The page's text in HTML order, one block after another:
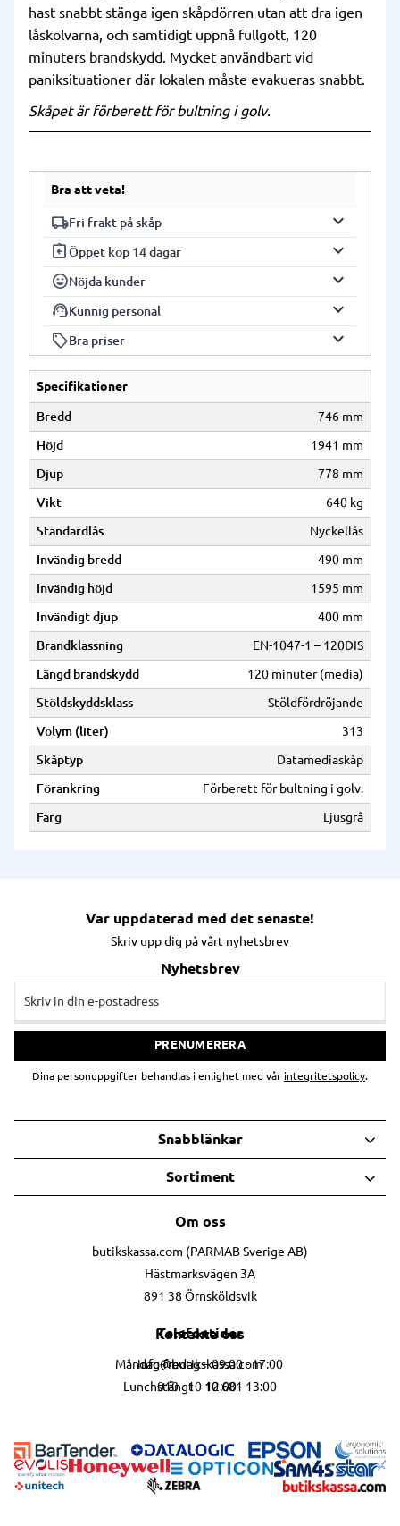
hast snabbt stänga igen skåpdörren utan att dra igen
låskolvarna, och samtidigt uppnå fullgott, 120
minuters brandskydd. Mycket användbart vid
paniksituationer där lokalen måste evakueras snabbt.
Skåpet är förberett för bultning i golv.
Bra att veta!
local_shippingFri frakt på skåp keyboard_arrow_down
Vi har fri frakt på alla våra skåp. Frakten
gäller fram till gatuadress (ej inbärning).
Leveranstiden på våra skåp är normalt 2-4
vardagar beroende på skåpmodell, ort
och lagerstatus. Som regel hinner vi
assignment_returnÖppet köp 14 dagar keyboard_arrow_down
Du har 14 dagars öppet köp på alla våra
produkter. Produkterna ska vara i
originalförpackning och i nyskick för att
returneras.
sentiment_very_satisfiedNöjda kunder keyboard_arrow_down
Vi är stolta över våra nöjda kunder och
arbetar ständigt för att förbättra vår
service och produktkvalitet.
support_agentKunnig personal keyboard_arrow_down
Vår personal har gedigen kunskap om
rätt lösning för dina behov.
local_offerBra priser keyboard_arrow_down
Vi erbjuder konkurrenskraftiga priser på
alla våra produkter utan att kompromissa
Specifikationer
Bredd
746 mm
Höjd
1941 mm
Djup
778 mm
Vikt
640 kg
Standardlås
Nyckellås
Invändig bredd
490 mm
Invändig höjd
1595 mm
Invändigt djup
400 mm
Brandklassning
EN-1047-1 – 120DIS
Längd brandskydd
120 minuter (media)
Stöldskyddsklass
Stöldfördröjande
Volym (liter)
313
Skåptyp
Datamediaskåp
Förankring
Förberett för bultning i golv.
Färg
Ljusgrå
Var uppdaterad med det senaste!
Skriv upp dig på vårt nyhetsbrev
Nyhetsbrev
PRENUMERERA
Dina personuppgifter behandlas i enlighet med vår integritetspolicy.
Om oss
butikskassa.com (PARMAB Sverige AB)
Hästmarksvägen 3A
891 38 Örnsköldsvik
Kontakta oss
info@butikskassa.com
010 - 10 10 681
Telefontider
Måndag-fredag – 09:00 - 17:00
Lunchstängt – 12:00 - 13:00
Snabblänkar
Sortiment